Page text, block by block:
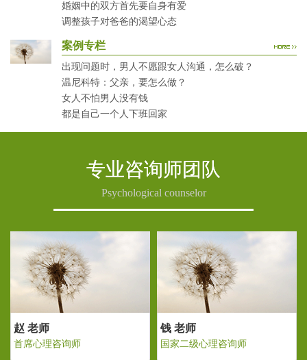
婚姻中的双方首先要自身有爱
调整孩子对爸爸的渴望心态
案例专栏
出现问题时，男人不愿跟女人沟通，怎么破？
温尼科特：父亲，要怎么做？
女人不怕男人没有钱
都是自己一个人下班回家
专业咨询师团队
Psychological counselor
钱 老师
国家二级心理咨询师
赵 老师
首席心理咨询师
Previous